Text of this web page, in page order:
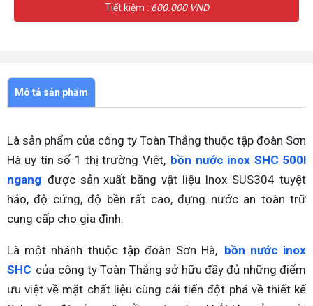
Tiết kiệm : 600.000 VND
Mô tả sản phẩm
Là sản phẩm của công ty Toàn Thắng thuộc tập đoàn Sơn
Hà uy tín số 1 thị trường Việt, bồn nước inox SHC 500l
ngang được sản xuất bằng vật liệu Inox SUS304 tuyệt
hảo, độ cứng, độ bền rất cao, đựng nước an toàn trữ
cung cấp cho gia đình.
Là một nhánh thuộc tập đoàn Sơn Hà, bồn nước inox
SHC của công ty Toàn Thắng sở hữu đầy đủ những điểm
ưu việt về mặt chất liệu cùng cải tiến đột phá về thiết kế